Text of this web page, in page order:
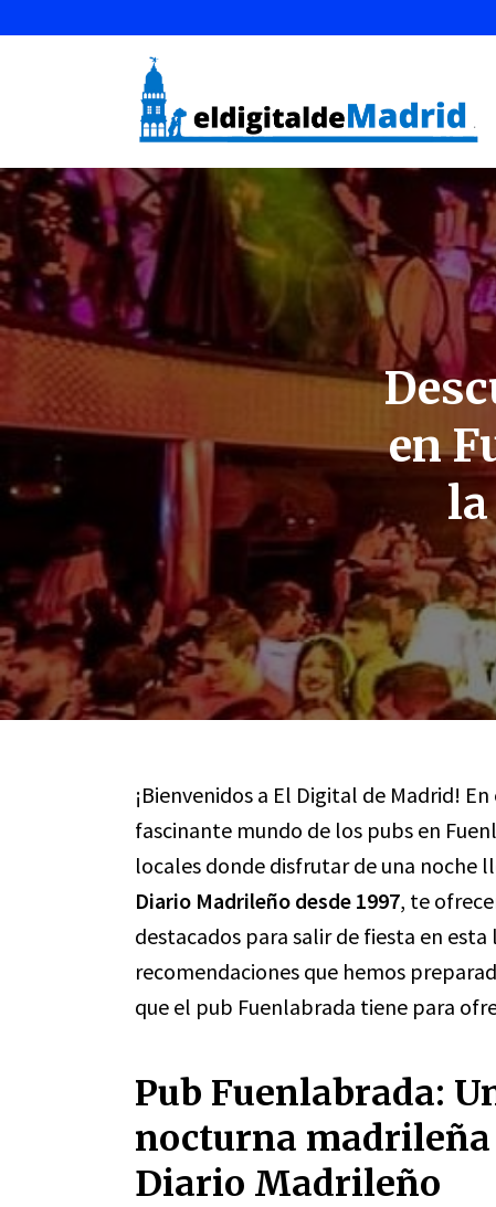
en
¡Bienvenidos a El Digital de Madrid!
fascinante mundo de los pubs en
locales donde disfrutar de una noche
Diario Madrileño desde 1997, te
destacados para salir de fiesta en
recomendaciones que hemos
que el pub Fuenlabrada tiene para
Pub Fuenlabrada:
nocturna madrileña
Diario Madrileño